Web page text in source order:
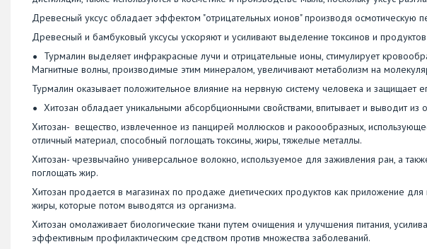
Древесный уксус обладает эффектом "отрицательных ионов" производя осмотическую
Древесный и бамбуковый уксусы ускоряют и усиливают выделение токсинов и
Турмалин выделяет инфракрасные лучи и отрицательные ионы, стимулирует
Магнитные волны, производимые этим минералом, увеличивают метаболизм на
Турмалин оказывает положительное влияние на нервную систему человека и защищает
Хитозан обладает уникальными абсорбционными свойствами, впитывает и выводит из
Хитозан- вещество, извлеченное из панцирей моллюсков и ракоообразных,
отличный материал, способный поглощать токсины, жиры, тяжелые металлы.
Хитозан- чрезвычайно универсальное волокно, используемое для заживления ран, а
поглощать жир.
Хитозан продается в магазинах по продаже диетических продуктов как приложение для
жиры, которые потом выводятся из организма.
Хитозан омолаживает биологические ткани путем очищения и улучшения питания,
эффективным профилактическим средством против множества заболеваний.